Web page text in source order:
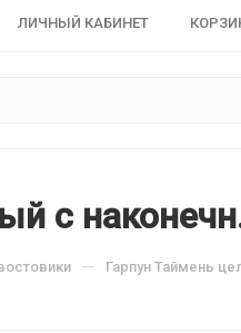
ЛИЧНЫЙ КАБИНЕТ
с
— Гарпун Таймень